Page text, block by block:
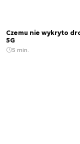
Czemu nie wykryto
5G
5 min.